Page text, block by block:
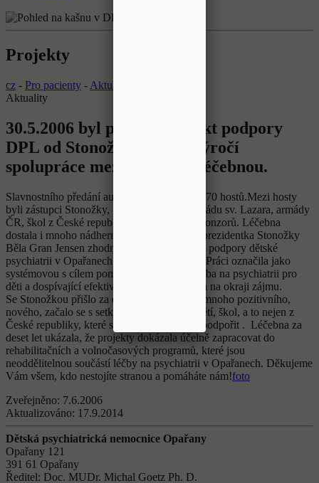
Projekty
cz - Pro pacienty - Aktuality
Aktuality
30.5.2006 byl předán Projekt podpory
DPL od Stonožky při 10 . výročí
spolupráce mezi hnutím a léčebnou.
Slavnostního předání auta se zúčastnilo přes 70 hostů.Mezi hosty
byli zástupci Stonožky, Stavitelství Řehoř, Řádu sv. Lazara, armády
ČR, škol z České republiky, úřadů. firem, sponzorů. Léčebna
dostala i mnoho nádherných gratulací. Paní prezidentka Stonožky
Běla Gran Jensen zhodnotila celých deset let podpory dětské
psychiatrii v Opařanech ze strany Stonožky. Práci označila jako
systémovou s cílem pomoci tak, aby byla léčba na psychiatrii pro
děti a dospívající efektivní, důstojná a nebyla na okraji zájmu.
Se Stonožkou přišlo za deset let do léčebny mnoho pozitivního,
nového, začalo se s setkávat nespočet lidí, dětí, škol, a to nejen z
České republiky, které spojuje cíl pomoci a podpořit . Léčebna za
deset let ukázala, že projekty dokázala účelně zapracovat do
rehabilitačních a volnočasových programů, které jsou
neoddělitelnou součástí léčby na psychiatrii v Opařanech. Děkujeme
Vám všem, kdo nestojíte stranou a pomáháte nám!foto
Zveřejněno: 7.6.2006
Aktualizováno: 17.9.2014
Dětská psychiatrická nemocnice Opařany
Opařany 121
391 61 Opařany
Ředitel: Doc. MUDr. Michal Goetz Ph. D.